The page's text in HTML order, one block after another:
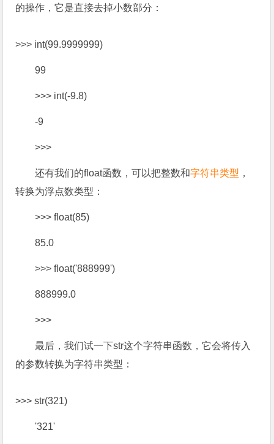
的操作，它是直接去掉小数部分：
>>> int(99.9999999)
99
>>> int(-9.8)
-9
>>>
还有我们的float函数，可以把整数和字符串类型 ，
转换为浮点数类型：
>>> float(85)
85.0
>>> float('888999')
888999.0
>>>
最后，我们试一下str这个字符串函数，它会将传入
的参数转换为字符串类型：
>>> str(321)
'321'